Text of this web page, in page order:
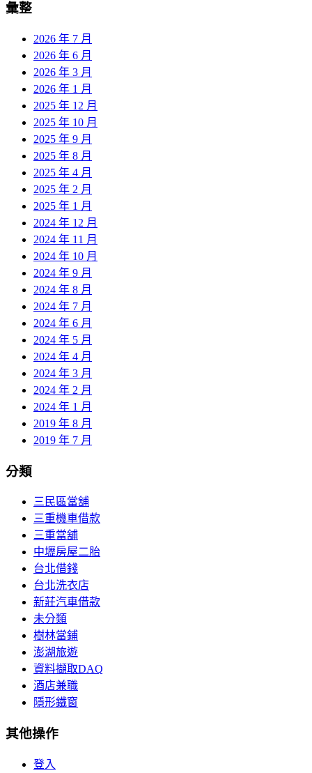
彙整
2026 年 7 月
2026 年 6 月
2026 年 3 月
2026 年 1 月
2025 年 12 月
2025 年 10 月
2025 年 9 月
2025 年 8 月
2025 年 4 月
2025 年 2 月
2025 年 1 月
2024 年 12 月
2024 年 11 月
2024 年 10 月
2024 年 9 月
2024 年 8 月
2024 年 7 月
2024 年 6 月
2024 年 5 月
2024 年 4 月
2024 年 3 月
2024 年 2 月
2024 年 1 月
2019 年 8 月
2019 年 7 月
分類
三民區當舖
三重機車借款
三重當舖
中壢房屋二胎
台北借錢
台北洗衣店
新莊汽車借款
未分類
樹林當鋪
澎湖旅遊
資料擷取DAQ
酒店兼職
隱形鐵窗
其他操作
登入